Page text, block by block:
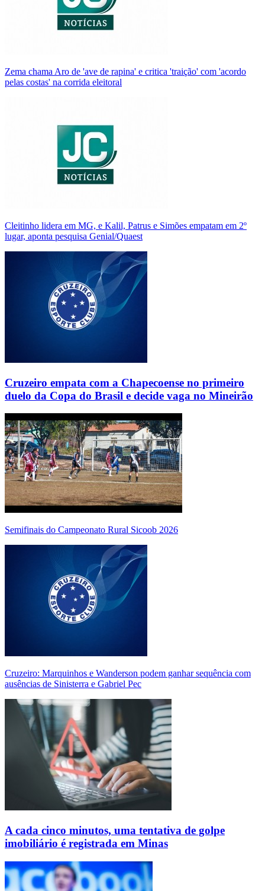
Zema chama Aro de 'ave de rapina' e critica 'traição' com 'acordo
pelas costas' na corrida eleitoral
Cleitinho lidera em MG, e Kalil, Patrus e Simões empatam em 2º
lugar, aponta pesquisa Genial/Quaest
Cruzeiro empata com a Chapecoense no primeiro
duelo da Copa do Brasil e decide vaga no Mineirão
Semifinais do Campeonato Rural Sicoob 2026
Cruzeiro: Marquinhos e Wanderson podem ganhar sequência com
ausências de Sinisterra e Gabriel Pec
A cada cinco minutos, uma tentativa de golpe
imobiliário é registrada em Minas